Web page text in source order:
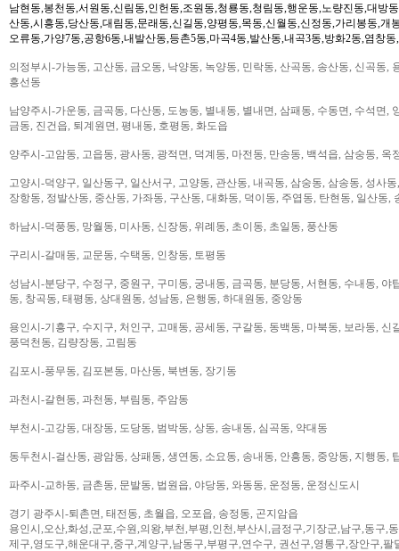
남현동,봉천동,서원동,신림동,인헌동,조원동,청룡동,청림동,행운동,노량진동,대방
산동,시흥동,당산동,대림동,문래동,신길동,양평동,목동,신월동,신정동,가리봉동,개
오류동,가양7동,공항6동,내발산동,등촌5동,마곡4동,발산동,내곡3동,방화2동,염창동
의정부시-가능동, 고산동, 금오동, 낙양동, 녹양동, 민락동, 산곡동, 송산동, 신곡동,
흥선동
남양주시-가운동, 금곡동, 다산동, 도농동, 별내동, 별내면, 삼패동, 수동면, 수석면,
금동, 진건읍, 퇴계원면, 평내동, 호평동, 화도읍
양주시-고암동, 고읍동, 광사동, 광적면, 덕계동, 마전동, 만송동, 백석읍, 삼숭동, 옥
고양시-덕양구, 일산동구, 일산서구, 고양동, 관산동, 내곡동, 삼숭동, 삼송동, 성사
장항동, 정발산동, 중산동, 가좌동, 구산동, 대화동, 덕이동, 주엽동, 탄현동, 일산동,
하남시-덕풍동, 망월동, 미사동, 신장동, 위례동, 초이동, 초일동, 풍산동
구리시-갈매동, 교문동, 수택동, 인창동, 토평동
성남시-분당구, 수정구, 중원구, 구미동, 궁내동, 금곡동, 분당동, 서현동, 수내동,
동, 창곡동, 태평동, 상대원동, 성남동, 은행동, 하대원동, 중앙동
용인시-기흥구, 수지구, 처인구, 고매동, 공세동, 구갈동, 동백동, 마북동, 보라동,
풍덕천동, 김량장동, 고림동
김포시-풍무동, 김포본동, 마산동, 북변동, 장기동
과천시-갈현동, 과천동, 부림동, 주암동
부천시-고강동, 대장동, 도당동, 범박동, 상동, 송내동, 심곡동, 약대동
동두천시-걸산동, 광암동, 상패동, 생연동, 소요동, 송내동, 안흥동, 중앙동, 지행동,
파주시-교하동, 금촌동, 문발동, 법원읍, 야당동, 와동동, 운정동, 운정신도시
경기 광주시-퇴촌면, 태전동, 초월읍, 오포읍, 송정동, 곤지암읍
용인시,오산,화성,군포,수원,의왕,부천,부평,인천,부산시,금정구,기장군,남구,동구,
제구,영도구,해운대구,중구,계양구,남동구,부평구,연수구, 권선구,영통구,장안구,